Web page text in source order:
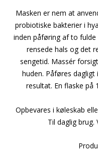
Masken er nem at
probiotiske bakterier i
inden påføring af to
rensede hals og det
sengetid. Massér
huden. Påføres
resultat. En flaske på
Opbevares i køleskab
Til daglig brug.